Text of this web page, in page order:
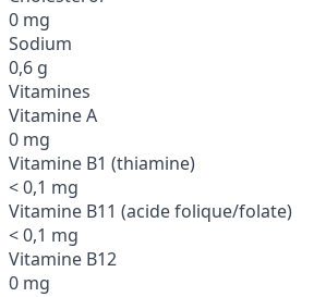
0 mg
Sodium
0,6 g
Vitamines
Vitamine A
0 mg
Vitamine B1 (thiamine)
< 0,1 mg
Vitamine B11 (acide folique/folate)
< 0,1 mg
Vitamine B12
0 mg